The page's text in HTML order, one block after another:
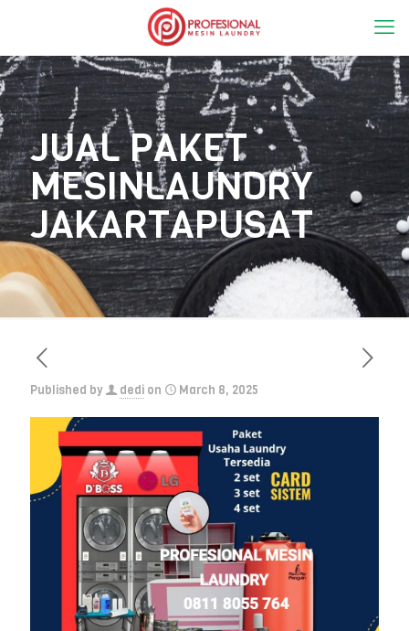
JUAL PAKET
MESINLAUNDRY
JAKARTAPUSAT
Published by dedi on March 8, 2025